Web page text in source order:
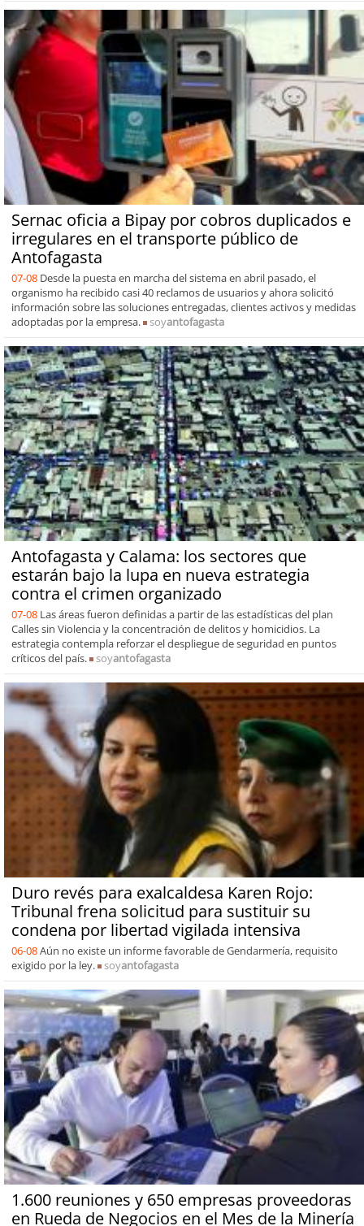
Sernac oficia a Bipay por cobros duplicados e
irregulares en el transporte público de
Antofagasta
07-08 Desde la puesta en marcha del sistema en abril pasado, el
organismo ha recibido casi 40 reclamos de usuarios y ahora solicitó
información sobre las soluciones entregadas, clientes activos y medidas
adoptadas por la empresa.
soyantofagasta
Antofagasta y Calama: los sectores que
estarán bajo la lupa en nueva estrategia
contra el crimen organizado
07-08 Las áreas fueron definidas a partir de las estadísticas del plan
Calles sin Violencia y la concentración de delitos y homicidios. La
estrategia contempla reforzar el despliegue de seguridad en puntos
críticos del país.
soyantofagasta
Duro revés para exalcaldesa Karen Rojo:
Tribunal frena solicitud para sustituir su
condena por libertad vigilada intensiva
06-08Aún no existe un informe favorable de Gendarmería, requisito
exigido por la ley.
soyantofagasta
1.600 reuniones y 650 empresas proveedoras
en Rueda de Negocios en el Mes de la Minería